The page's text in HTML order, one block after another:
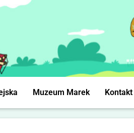
Muzeum Marek Kontakt